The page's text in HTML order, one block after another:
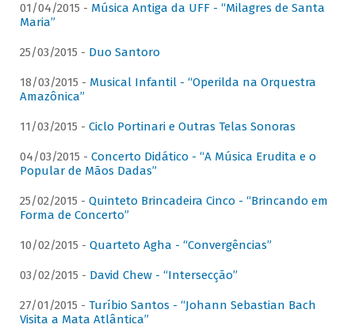
01/04/2015 - Música Antiga da UFF - “Milagres de Santa
Maria”
25/03/2015 - Duo Santoro
18/03/2015 - Musical Infantil - “Operilda na Orquestra
Amazônica”
11/03/2015 - Ciclo Portinari e Outras Telas Sonoras
04/03/2015 - Concerto Didático - “A Música Erudita e o
Popular de Mãos Dadas”
25/02/2015 - Quinteto Brincadeira Cinco - “Brincando em
Forma de Concerto”
10/02/2015 - Quarteto Agha - “Convergências”
03/02/2015 - David Chew - “Intersecção”
27/01/2015 - Turíbio Santos - “Johann Sebastian Bach
Visita a Mata Atlântica”